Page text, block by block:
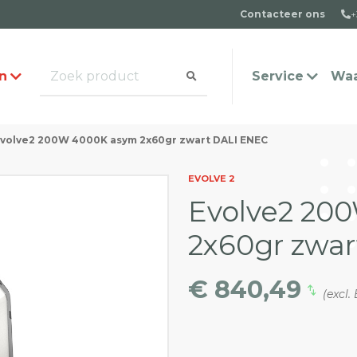
Contacteer ons
Service
Veel gestelde vragen
Contact
200W 4000K asym 2x60gr zwart DALI ENEC
EVOLVE 2
Evolve2
2x60gr
€ 840,49 (excl.